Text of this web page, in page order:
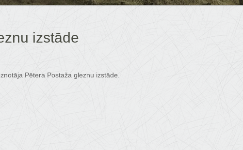
izstāde
Pētera Postaža gleznu izstāde.